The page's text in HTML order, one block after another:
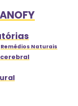
Remédios Naturais